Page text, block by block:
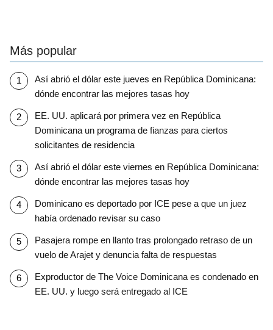
Más popular
Así abrió el dólar este jueves en República Dominicana:
dónde encontrar las mejores tasas hoy
EE. UU. aplicará por primera vez en República
Dominicana un programa de fianzas para ciertos
solicitantes de residencia
Así abrió el dólar este viernes en República Dominicana:
dónde encontrar las mejores tasas hoy
Dominicano es deportado por ICE pese a que un juez
había ordenado revisar su caso
Pasajera rompe en llanto tras prolongado retraso de un
vuelo de Arajet y denuncia falta de respuestas
Exproductor de The Voice Dominicana es condenado en
EE. UU. y luego será entregado al ICE